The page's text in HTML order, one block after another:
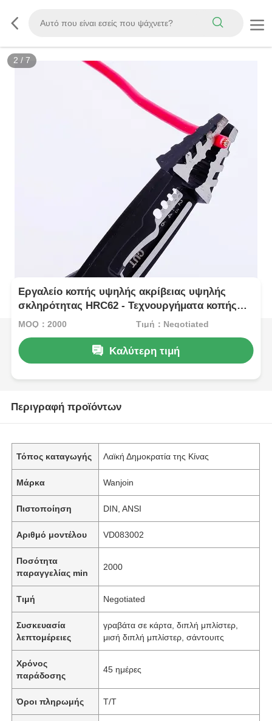
2 / 7
Εργαλείο κοπής υψηλής ακρίβειας υψηλής
σκληρότητας HRC62 - Τεχνουργήματα κοπής
συρμάτων και συνδυασμένες πέντες για υλικά
MOQ：2000 Τιμή：Negotiated
Καλύτερη τιμή
Περιγραφή προϊόντων
Τόπος καταγωγής Λαϊκή Δημοκρατία της Κίνας
Μάρκα Wanjoin
Πιστοποίηση DIN, ANSI
Αριθμό μοντέλου VD083002
Ποσότητα
παραγγελίας min
2000
Τιμή Negotiated
Συσκευασία
λεπτομέρειες
γραβάτα σε κάρτα, διπλή μπλίστερ,
μισή διπλή μπλίστερ, σάντουιτς
Χρόνος
παράδοσης
45 ημέρες
Όροι πληρωμής T/T